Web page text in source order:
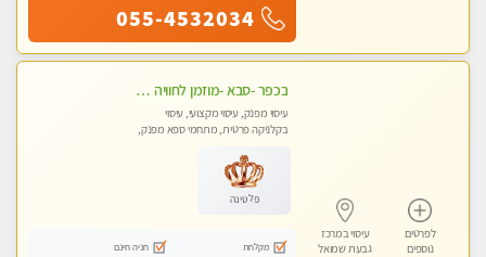
055-4532034
לפרטים
נוספים
עיסוי במרכז
גבעת שמואל
בכפר -סבא -מוזמן לחוויה בלתי נשכחת!!!עיסוי מפנק ביותר מומלץ לחלוטין!!!
עיסוי מפנק, עיסוי מקצועי, עיסוי
בקלניקה פרטית, מתחמי ספא מפנק,
לנשים בלבד
פלטינה
מקלחת
חניה חינם